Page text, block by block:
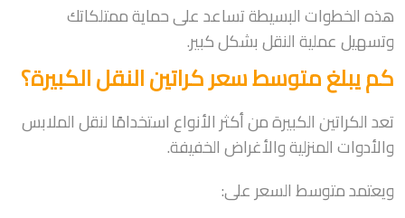
هذه الخطوات البسيطة تساعد على حماية ممتلكاتك
وتسهيل عملية النقل بشكل كبير.
كم يبلغ متوسط سعر كراتين النقل الكبيرة؟
تعد الكراتين الكبيرة من أكثر الأنواع استخدامًا لنقل الملابس
والأدوات المنزلية والأغراض الخفيفة.
ويعتمد متوسط السعر على: